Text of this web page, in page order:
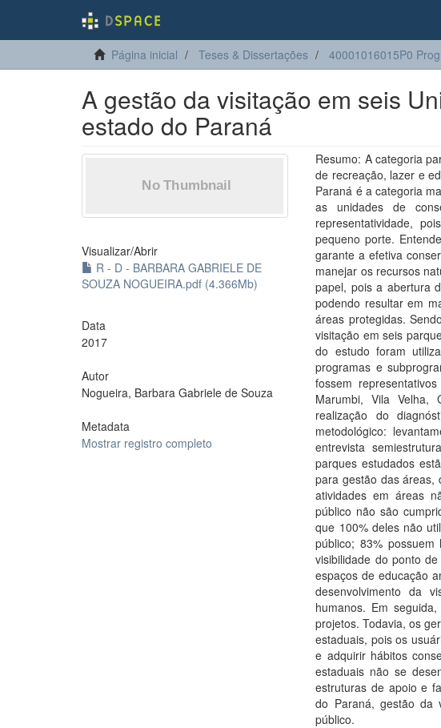
Página inicial Teses & Dissertações 40001016015P0
A gestão da visitação em seis
estado do Paraná
Visualizar/Abrir
R - D - BARBARA GABRIELE DE
SOUZA NOGUEIRA.pdf (4.366Mb)
Data
2017
Autor
Nogueira, Barbara Gabriele de Souza
Metadata
Mostrar registro completo
Resumo: A categoria
de recreação, lazer e
Paraná é a categoria
as unidades de
representatividade,
pequeno porte.
garante a efetiva
manejar os recursos
papel, pois a abertura
podendo resultar em
áreas protegidas.
visitação em seis
do estudo foram
programas e
fossem
Marumbi, Vila Velha,
realização do
metodológico:
entrevista
parques estudados
para gestão das áreas,
atividades em áreas
público não são
que 100% deles não
público; 83%
visibilidade do ponto
espaços de educação
desenvolvimento da
humanos. Em
projetos. Todavia, os
estaduais, pois os
e adquirir hábitos
estaduais não se
estruturas de apoio e
do Paraná, gestão da
público.